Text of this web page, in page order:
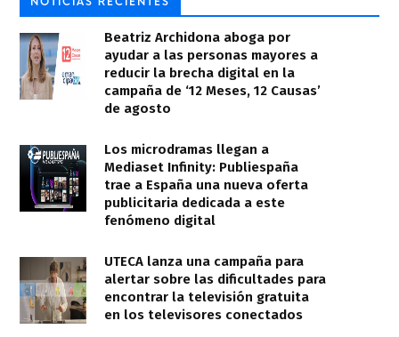
Beatriz Archidona aboga por
ayudar a las personas mayores a
reducir la brecha digital en la
campaña de ‘12 Meses, 12 Causas’
de agosto
Los microdramas llegan a
Mediaset Infinity: Publiespaña
trae a España una nueva oferta
publicitaria dedicada a este
fenómeno digital
UTECA lanza una campaña para
alertar sobre las dificultades para
encontrar la televisión gratuita
en los televisores conectados